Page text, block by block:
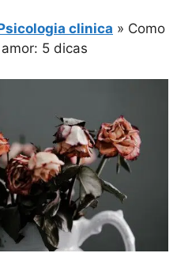
clinica » Como
5 dicas